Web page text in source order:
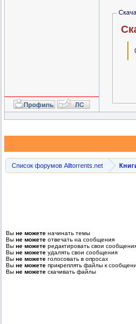
Список форумов Alltorrents.net
Вы не можете начинать темы
Вы не можете отвечать на сообщения
Вы не можете редактировать свои
Вы не можете удалять свои сообщения
Вы не можете голосовать в опросах
Вы не можете прикреплять файлы к
Вы не можете скачивать файлы